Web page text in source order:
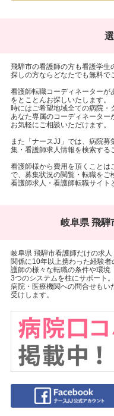
飛騨市の看護師の方も看護学生
探しの方ならどなたでも無料で
看護師転職コーディネーターが
をとことんお探しいたします。
時にはご希望地域全ての病院・
あなた専属のコーディネーター
お気軽にご相談いただけます。
また「ナースJJ」では、病院
集・看護師求人情報を検索する
看護師様から費用を頂くことは
で、募集状況の閲覧・転職をご
看護師求人・看護師転職サイト
岐阜県 飛騨
岐阜県 飛騨市看護師だけの求
関係に10年以上携わった経験
護師の様々な転職の条件や環境
3つのシステムを柱にサポート
病院・医療機関への問合せもい
受けします。